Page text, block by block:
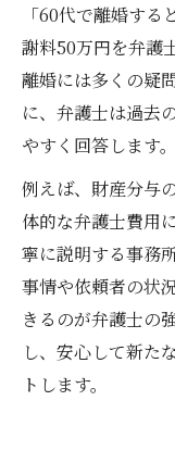
「60代で離婚す
謝料50万円を弁護
離婚には多くの疑
に、弁護士は過去
やすく回答します。
例えば、財産分与
体的な弁護士費用
寧に説明する事務
事情や依頼者の状
きるのが弁護士の
し、安心して新た
トします。